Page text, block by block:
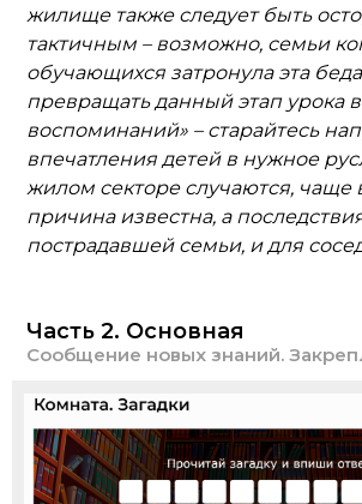
жилище также следует быть
тактичным – возможно, семьи
обучающихся затронула эта
превращать данный этап урока
воспоминаний» – старайтесь
впечатления детей в нужное
жилом секторе случаются, чаще
причина известна, а
пострадавшей семьи, и для
Часть 2. Основная
Сообщение новых знаний.